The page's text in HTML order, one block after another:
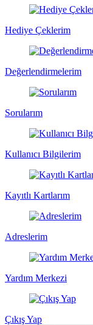
Hediye Çeklerim
Değerlendirmelerim
Sorularım
Kullanıcı Bilgilerim
Kayıtlı Kartlarım
Adreslerim
Yardım Merkezi
Çıkış Yap